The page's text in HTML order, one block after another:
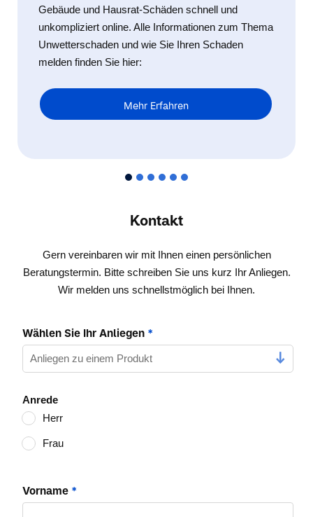
Gebäude und Hausrat-Schäden schnell und
unkompliziert online. Alle Informationen zum Thema
Unwetterschaden und wie Sie Ihren Schaden
melden finden Sie hier:
Mehr Erfahren
Kontakt
Gern vereinbaren wir mit Ihnen einen persönlichen
Beratungstermin. Bitte schreiben Sie uns kurz Ihr Anliegen.
Wir melden uns schnellstmöglich bei Ihnen.
Wählen Sie Ihr Anliegen *
Anrede
Herr
Frau
Vorname *